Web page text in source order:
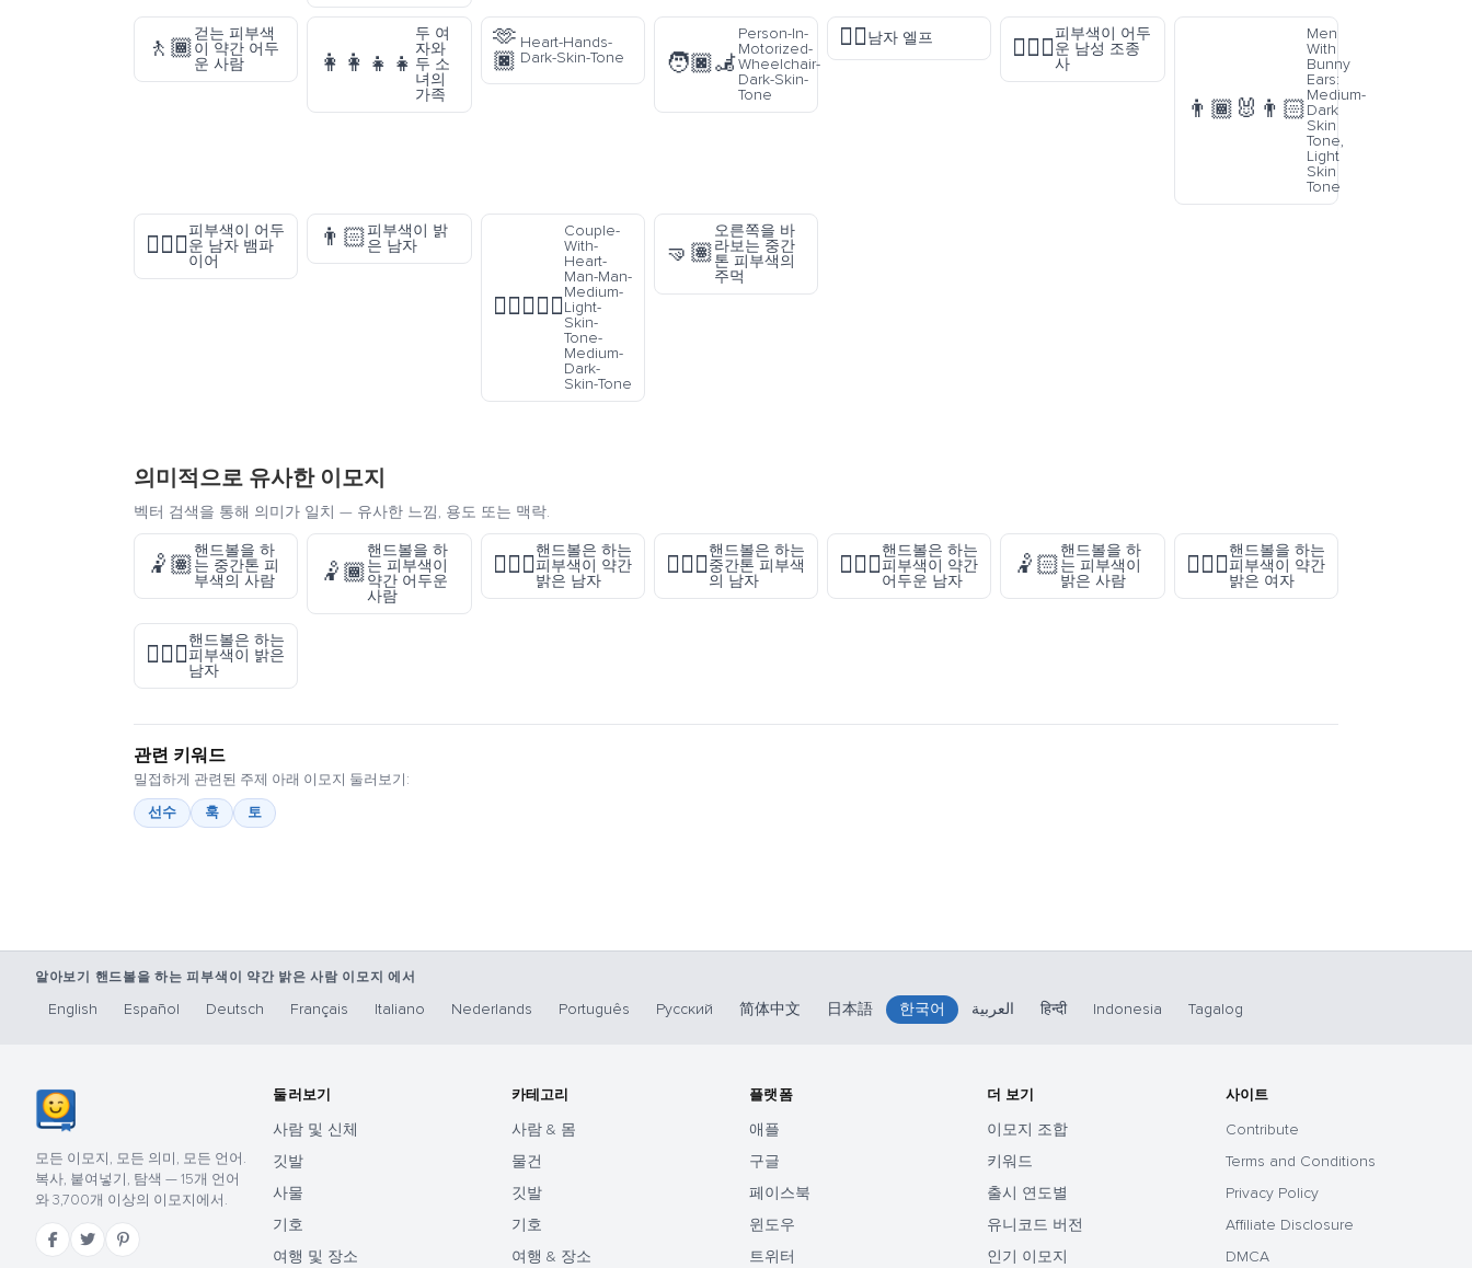
🚶🏾
걷는 피부색
이 약간 어두
운 사람
👩‍👩‍👧‍👧
두 여
자와
두 소
녀의
가족
🫶
🏿
Heart-Hands-
Dark-Skin-Tone
🧑🏿‍🦼
Person-In-
Motorized-
Wheelchair-
Dark-Skin-
Tone
🧝‍♂️남자 엘프 👨🏿‍✈️
피부색이 어두
운 남성 조종
사
👨🏾‍🐰‍👨🏻
Men
With
Bunny
Ears:
Medium-
Dark
Skin
Tone,
Light
Skin
Tone
🧛🏿‍♂️
피부색이 어두
운 남자 뱀파
이어
👨🏻피부색이 밝
은 남자
👨🏼‍❤️‍👨🏾
Couple-
With-
Heart-
Man-Man-
Medium-
Light-
Skin-
Tone-
Medium-
Dark-
Skin-Tone
🤜🏽
오른쪽을 바
라보는 중간
톤 피부색의
주먹
의미적으로 유사한 이모지
벡터 검색을 통해 의미가 일치 — 유사한 느낌, 용도 또는 맥락.
🤾🏽
핸드볼을 하
는 중간톤 피
부색의 사람
🤾🏾
핸드볼을 하
는 피부색이
약간 어두운
사람
🤾🏼‍♂️
핸드볼은 하는
피부색이 약간
밝은 남자
🤾🏽‍♂️
핸드볼은 하는
중간톤 피부색
의 남자
🤾🏾‍♂️
핸드볼은 하는
피부색이 약간
어두운 남자
🤾🏻
핸드볼을 하
는 피부색이
밝은 사람
🤾🏼‍♀️
핸드볼을 하는
피부색이 약간
밝은 여자
🤾🏻‍♂️
핸드볼은 하는
피부색이 밝은
남자
관련 키워드
밀접하게 관련된 주제 아래 이모지 둘러보기:
선수
훅 토
알아보기 핸드볼을 하는 피부색이 약간 밝은 사람 이모지 에서
English Español Deutsch Français Italiano Nederlands Português Русский 简体中文 日本語 한국어 العربية हिन्दी Indonesia Tagalog
모든 이모지, 모든 의미, 모든 언어.
복사, 붙여넣기, 탐색 — 15개 언어
와 3,700개 이상의 이모지에서.
둘러보기
사람 및 신체
깃발
사물
기호
여행 및 장소
카테고리
사람 & 몸
물건
깃발
기호
여행 & 장소
플랫폼
애플
구글
페이스북
윈도우
트위터
더 보기
이모지 조합
키워드
출시 연도별
유니코드 버전
인기 이모지
사이트
Contribute
Terms and Conditions
Privacy Policy
Affiliate Disclosure
DMCA